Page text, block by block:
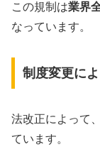
この規制は業界
なっています。
制度変更に
法改正によって
ています。